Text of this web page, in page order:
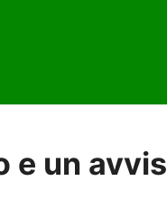
e un